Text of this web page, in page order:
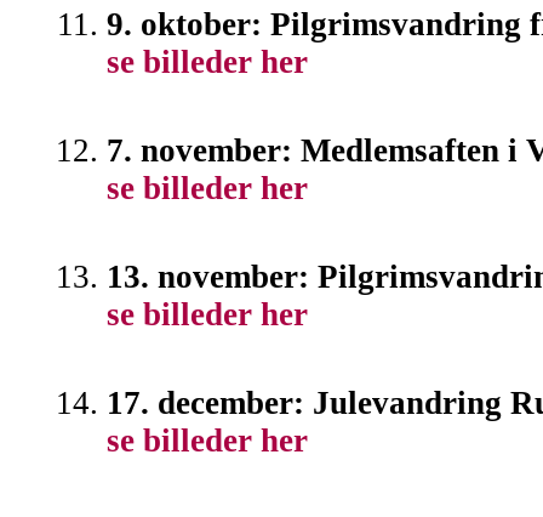
9. oktober: Pilgrimsvandring
se billeder her
7. november: Medlemsaften i
se billeder her
13. november:
se billeder her
17. december: Julevandring
se billeder her